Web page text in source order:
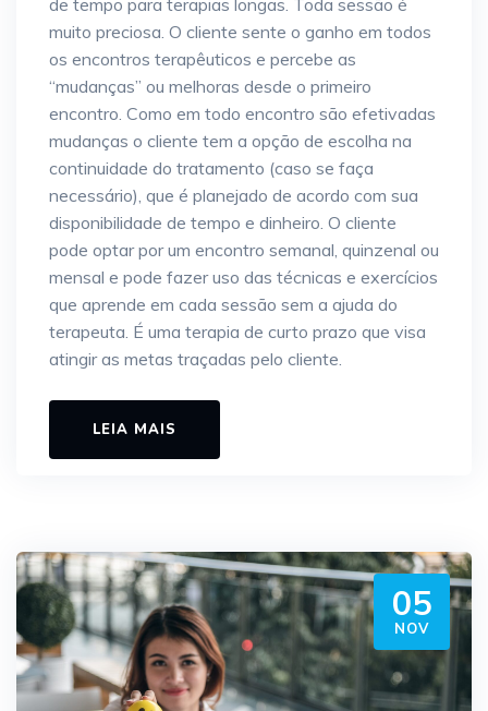
muito preciosa. O cliente sente o ganho em todos
os encontros terapêuticos e percebe as
“mudanças” ou melhoras desde o primeiro
encontro. Como em todo encontro são efetivadas
mudanças o cliente tem a opção de escolha na
continuidade do tratamento (caso se faça
necessário), que é planejado de acordo com sua
disponibilidade de tempo e dinheiro. O cliente
pode optar por um encontro semanal, quinzenal ou
mensal e pode fazer uso das técnicas e exercícios
que aprende em cada sessão sem a ajuda do
terapeuta. É uma terapia de curto prazo que visa
atingir as metas traçadas pelo cliente.
LEIA MAIS
05
NOV